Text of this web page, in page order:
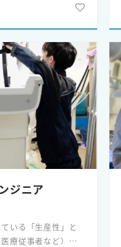
形成を目指すこと
大切にする会社
あります。挑戦する
ところで感じるこ
事業」「油機事
産・販売している
な使命と位置づけて
媒の回収再生は、
、冷媒の回収や再
の具体的な戦略と
す会社"としての活
ジニア
いる「生産性」と
療従事者など）と